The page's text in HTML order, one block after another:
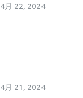
4月 22, 2024
4月 21, 2024